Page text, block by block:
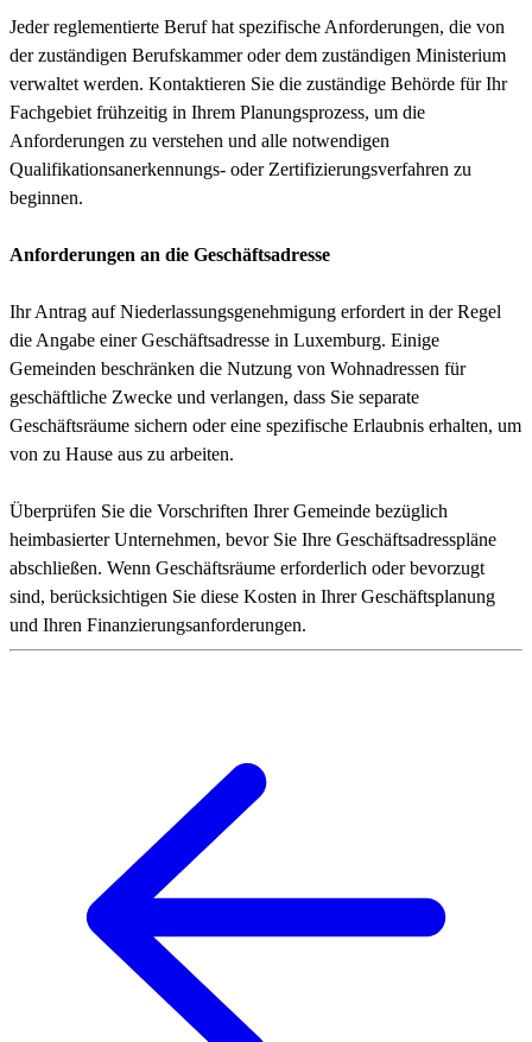
Jeder reglementierte Beruf hat spezifische Anforderungen, die von
der zuständigen Berufskammer oder dem zuständigen Ministerium
verwaltet werden. Kontaktieren Sie die zuständige Behörde für Ihr
Fachgebiet frühzeitig in Ihrem Planungsprozess, um die
Anforderungen zu verstehen und alle notwendigen
Qualifikationsanerkennungs- oder Zertifizierungsverfahren zu
beginnen.
Anforderungen an die Geschäftsadresse
Ihr Antrag auf Niederlassungsgenehmigung erfordert in der Regel
die Angabe einer Geschäftsadresse in Luxemburg. Einige
Gemeinden beschränken die Nutzung von Wohnadressen für
geschäftliche Zwecke und verlangen, dass Sie separate
Geschäftsräume sichern oder eine spezifische Erlaubnis erhalten, um
von zu Hause aus zu arbeiten.
Überprüfen Sie die Vorschriften Ihrer Gemeinde bezüglich
heimbasierter Unternehmen, bevor Sie Ihre Geschäftsadresspläne
abschließen. Wenn Geschäftsräume erforderlich oder bevorzugt
sind, berücksichtigen Sie diese Kosten in Ihrer Geschäftsplanung
und Ihren Finanzierungsanforderungen.